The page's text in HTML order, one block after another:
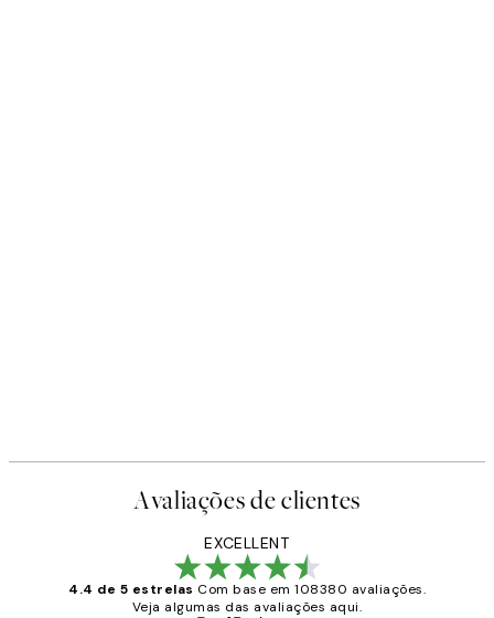
Avaliações de clientes
EXCELLENT
4.4 de 5 estrelas Com base em 108380 avaliações.
Veja algumas das avaliações aqui.